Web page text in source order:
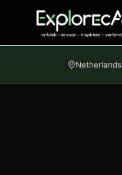
Netherlands